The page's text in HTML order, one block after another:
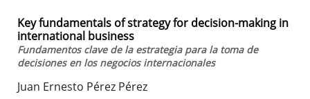
Key fundamentals of strategy for decision-making in
international business
Fundamentos clave de la estrategia para la toma de
decisiones en los negocios internacionales
Juan Ernesto Pérez Pérez